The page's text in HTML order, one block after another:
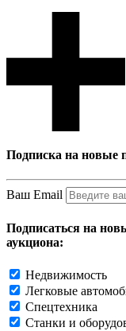
Подписка на новые
Ваш Email
Подписаться на
аукциона:
Недвижимость
Легковые
Спецтехника
Станки и